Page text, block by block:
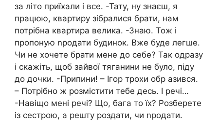
за літо приїхали і все. -Тату, ну знаєш, я
працюю, квартиру зібралися брати, нам
потрібна квартира велика. -Знаю. Тож і
пропоную nродати будинок. Вже буде легше.
Чи не хочете брати мене до себе? Так одразу
і скажіть, щоб зайвої тяганини не було, піду
до дочки. -Припини! – Ігор трохи обр азився.
– Потрібно ж розмістити тебе десь. І речі…
-Навіщо мені речі? Що, бага то їх? Розберете
із сестрою, а решту роздати, чи nродати.